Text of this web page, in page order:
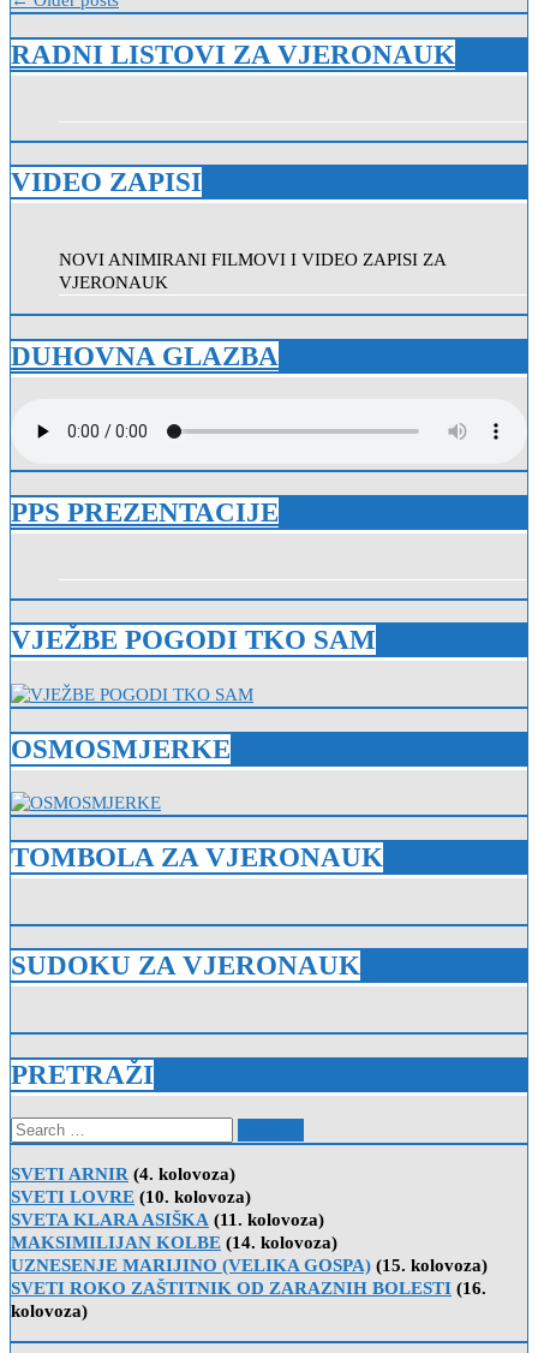
objava
RADNI LISTOVI ZA VJERONAUK
VIDEO ZAPISI
NOVI ANIMIRANI FILMOVI I VIDEO ZAPISI ZA
VJERONAUK
DUHOVNA GLAZBA
PPS PREZENTACIJE
VJEŽBE POGODI TKO SAM
OSMOSMJERKE
TOMBOLA ZA VJERONAUK
SUDOKU ZA VJERONAUK
PRETRAŽI
Search
for:
SVETI ARNIR (4. kolovoza)
SVETI LOVRE (10. kolovoza)
SVETA KLARA ASIŠKA (11. kolovoza)
MAKSIMILIJAN KOLBE (14. kolovoza)
UZNESENJE MARIJINO (VELIKA GOSPA) (15. kolovoza)
SVETI ROKO ZAŠTITNIK OD ZARAZNIH BOLESTI (16.
kolovoza)